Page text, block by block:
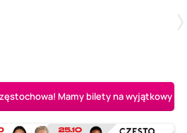
Mamy bilety na wyjątkowy